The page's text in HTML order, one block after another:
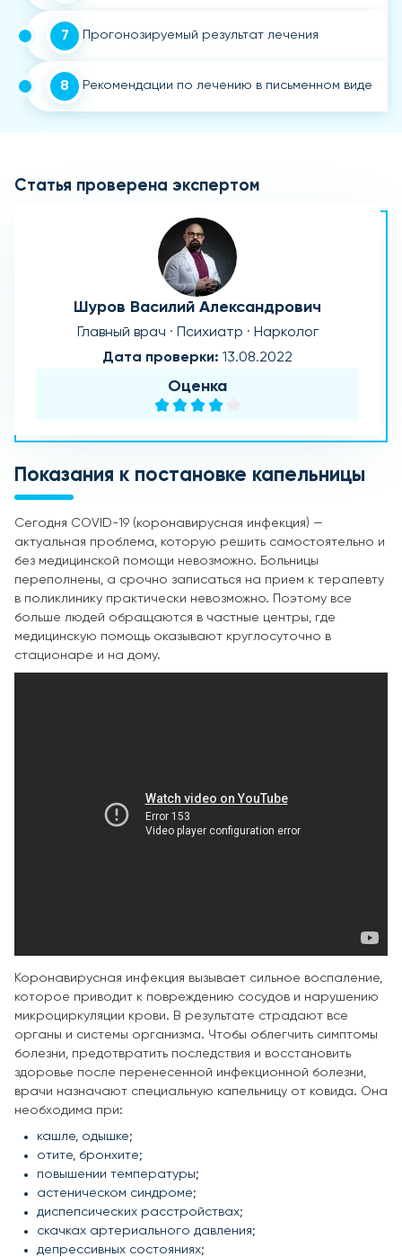
7 Прогонозируемый результат лечения
8 Рекомендации по лечению в письменном виде
Статья проверена экспертом
Шуров Василий Александрович
Главный врач · Психиатр · Нарколог
Дата проверки: 13.08.2022
Оценка
Показания к постановке капельницы
Сегодня COVID-19 (коронавирусная инфекция) —
актуальная проблема, которую решить самостоятельно и
без медицинской помощи невозможно. Больницы
переполнены, а срочно записаться на прием к терапевту
в поликлинику практически невозможно. Поэтому все
больше людей обращаются в частные центры, где
медицинскую помощь оказывают круглосуточно в
стационаре и на дому.
Коронавирусная инфекция вызывает сильное воспаление,
которое приводит к повреждению сосудов и нарушению
микроциркуляции крови. В результате страдают все
органы и системы организма. Чтобы облегчить симптомы
болезни, предотвратить последствия и восстановить
здоровье после перенесенной инфекционной болезни,
врачи назначают специальную капельницу от ковида. Она
необходима при:
кашле, одышке;
отите, бронхите;
повышении температуры;
астеническом синдроме;
диспепсических расстройствах;
скачках артериального давления;
депрессивных состояниях;